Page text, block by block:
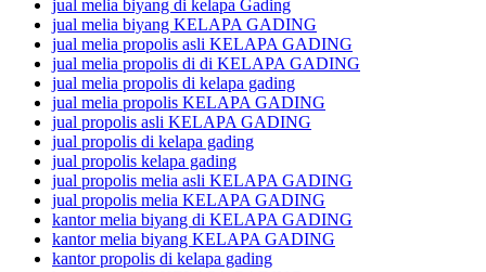
jual melia biyang di kelapa Gading
jual melia biyang KELAPA GADING
jual melia propolis asli KELAPA GADING
jual melia propolis di di KELAPA GADING
jual melia propolis di kelapa gading
jual melia propolis KELAPA GADING
jual propolis asli KELAPA GADING
jual propolis di kelapa gading
jual propolis kelapa gading
jual propolis melia asli KELAPA GADING
jual propolis melia KELAPA GADING
kantor melia biyang di KELAPA GADING
kantor melia biyang KELAPA GADING
kantor propolis di kelapa gading